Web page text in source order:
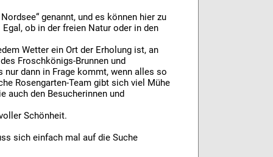
genannt, und es können hier zu
ob in der freien Natur oder in den
Wetter ein Ort der Erholung ist, an
Froschkönigs-Brunnen und
dann in Frage kommt, wenn alles so
Rosengarten-Team gibt sich viel Mühe
auch den Besucherinnen und
Schönheit.
sich einfach mal auf die Suche